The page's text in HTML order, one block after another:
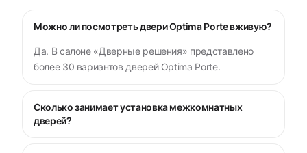
Можно ли посмотреть двери Optima Porte вживую?
Да. В салоне «Дверные решения» представлено
более 30 вариантов дверей Optima Porte.
Сколько занимает установка межкомнатных
дверей?